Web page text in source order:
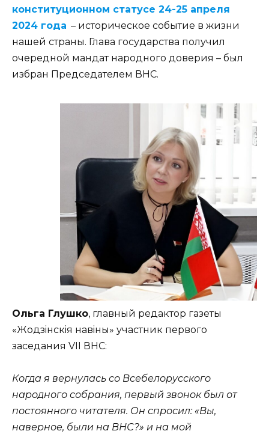
конституционном статусе 24-25 апреля
2024 года – историческое событие в жизни
нашей страны. Глава государства получил
очередной мандат народного доверия – был
избран Председателем ВНС.
Ольга Глушко, главный редактор газеты
«Жодзiнскiя навiны» участник первого
заседания VII ВНС:
Когда я вернулась со Всебелорусского
народного собрания, первый звонок был от
постоянного читателя. Он спросил: «Вы,
наверное, были на ВНС?» и на мой